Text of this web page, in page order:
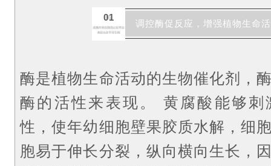
01
调控酶促反应，增强植物生命
酶是植物生命活动的生物催化剂，
酶的活性来表现。 黄腐酸能够刺
性，使年幼细胞壁果胶质水解，细
胞易于伸长分裂，纵向横向生长，